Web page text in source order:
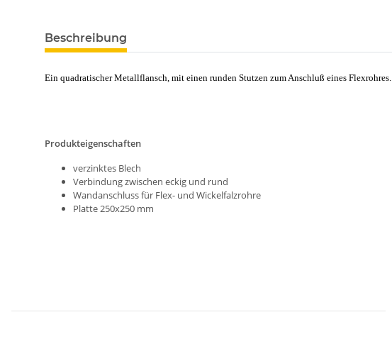
Beschreibung
Ein quadratischer Metallflansch, mit einen runden Stutzen zum Anschluß eines Flexrohres.
Produkteigenschaften
verzinktes Blech
Verbindung zwischen eckig und rund
Wandanschluss für Flex- und Wickelfalzrohre
Platte 250x250 mm